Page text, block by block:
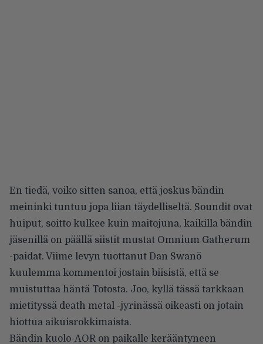
En tiedä, voiko sitten sanoa, että joskus bändin
meininki tuntuu jopa liian täydelliseltä. Soundit ovat
huiput, soitto kulkee kuin maitojuna, kaikilla bändin
jäsenillä on päällä siistit mustat Omnium Gatherum
-paidat. Viime levyn tuottanut Dan Swanö
kuulemma kommentoi jostain biisistä, että se
muistuttaa häntä Totosta. Joo, kyllä tässä tarkkaan
mietityssä death metal -jyrinässä oikeasti on jotain
hiottua aikuisrokkimaista.
Bändin kuolo-AOR on paikalle kerääntyneen